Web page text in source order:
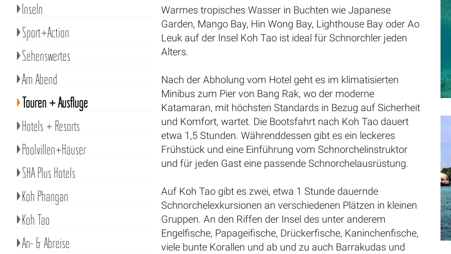
Warmes tropisches Wasser in Buchten wie Japanese
Garden, Mango Bay, Hin Wong Bay, Lighthouse Bay oder Ao
Leuk auf der Insel Koh Tao ist ideal für Schnorchler jeden
Alters.
Nach der Abholung vom Hotel geht es im klimatisierten
Minibus zum Pier von Bang Rak, wo der moderne
Katamaran, mit höchsten Standards in Bezug auf Sicherheit
und Komfort, wartet. Die Bootsfahrt nach Koh Tao dauert
etwa 1,5 Stunden. Währenddessen gibt es ein leckeres
Frühstück und eine Einführung vom Schnorchelinstruktor
und für jeden Gast eine passende Schnorchelausrüstung.
Auf Koh Tao gibt es zwei, etwa 1 Stunde dauernde
Schnorchelexkursionen an verschiedenen Plätzen in kleinen
Gruppen. An den Riffen der Insel des unter anderem
Engelfische, Papageifische, Drückerfische, Kaninchenfische,
viele bunte Korallen und ab und zu auch Barrakudas und
Inseln
Sport+Action
Sehenswertes
Am Abend
Touren + Ausflüge
Hotels + Resorts
Poolvillen+Häuser
SHA Plus Hotels
Koh Phangan
Koh Tao
An- & Abreise